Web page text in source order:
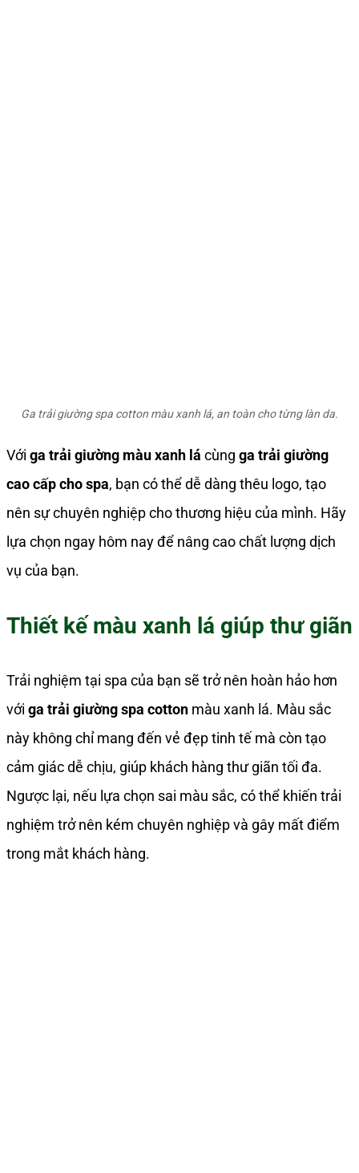
Ga trải giường spa cotton màu xanh lá, an toàn cho từng làn da.
Với ga trải giường màu xanh lá cùng ga trải giường
cao cấp cho spa, bạn có thể dễ dàng thêu logo, tạo
nên sự chuyên nghiệp cho thương hiệu của mình. Hãy
lựa chọn ngay hôm nay để nâng cao chất lượng dịch
vụ của bạn.
Thiết kế màu xanh lá giúp thư giãn
Trải nghiệm tại spa của bạn sẽ trở nên hoàn hảo hơn
với ga trải giường spa cotton màu xanh lá. Màu sắc
này không chỉ mang đến vẻ đẹp tinh tế mà còn tạo
cảm giác dễ chịu, giúp khách hàng thư giãn tối đa.
Ngược lại, nếu lựa chọn sai màu sắc, có thể khiến trải
nghiệm trở nên kém chuyên nghiệp và gây mất điểm
trong mắt khách hàng.